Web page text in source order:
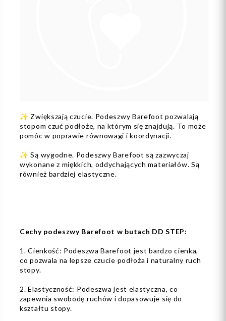
✨ Zwiększają czucie. Podeszwy Barefoot pozwalają
stopom czuć podłoże, na którym się znajdują. To może
pomóc w poprawie równowagi i koordynacji.
✨ Są wygodne. Podeszwy Barefoot są zazwyczaj
wykonane z miękkich, oddychających materiałów. Są
również bardziej elastyczne.
Cechy podeszwy Barefoot w butach DD STEP:
1. Cienkość: Podeszwa Barefoot jest bardzo cienka,
co pozwala na lepsze czucie podłoża i naturalny ruch
stopy.
2. Elastyczność: Podeszwa jest elastyczna, co
zapewnia swobodę ruchów i dopasowuje się do
kształtu stopy.